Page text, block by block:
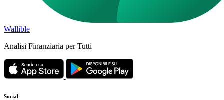
Wallible
Analisi Finanziaria per Tutti
Social